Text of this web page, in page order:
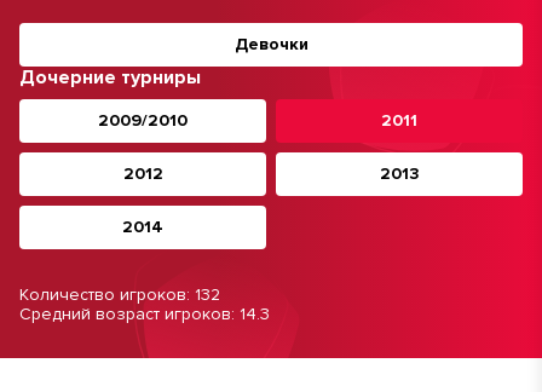
Девочки
Дочерние турниры
2009/2010 2011
2012 2013
2014
Количество игроков: 132
Средний возраст игроков: 14.3